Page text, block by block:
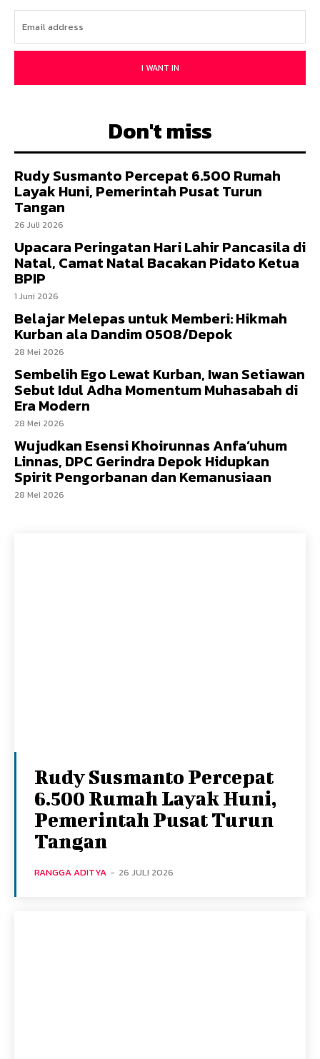
I WANT IN
Don't miss
Rudy Susmanto Percepat 6.500 Rumah
Layak Huni, Pemerintah Pusat Turun
Tangan
26 Juli 2026
Upacara Peringatan Hari Lahir Pancasila di
Natal, Camat Natal Bacakan Pidato Ketua
BPIP
1 Juni 2026
Belajar Melepas untuk Memberi: Hikmah
Kurban ala Dandim 0508/Depok
28 Mei 2026
Sembelih Ego Lewat Kurban, Iwan Setiawan
Sebut Idul Adha Momentum Muhasabah di
Era Modern
28 Mei 2026
Wujudkan Esensi Khoirunnas Anfa’uhum
Linnas, DPC Gerindra Depok Hidupkan
Spirit Pengorbanan dan Kemanusiaan
28 Mei 2026
Rudy Susmanto Percepat
6.500 Rumah Layak Huni,
Pemerintah Pusat Turun
Tangan
RANGGA ADITYA - 26 JULI 2026